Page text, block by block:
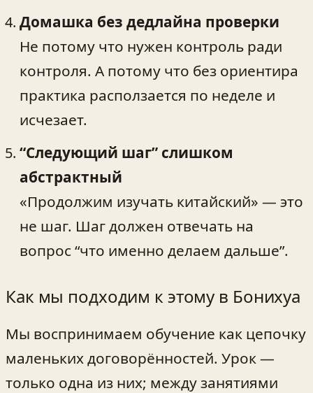
Домашка без дедлайна проверки
Не потому что нужен контроль ради
контроля. А потому что без ориентира
практика расползается по неделе и
исчезает.
“Следующий шаг” слишком
абстрактный
«Продолжим изучать китайский» — это
не шаг. Шаг должен отвечать на
вопрос “что именно делаем дальше”.
Как мы подходим к этому в Бонихуа
Мы воспринимаем обучение как цепочку
маленьких договорённостей. Урок —
только одна из них; между занятиями